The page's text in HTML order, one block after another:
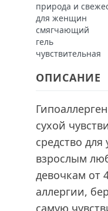
природа и
для женщин
смягчающий
гель
чувствительная
ОПИСАНИЕ
сухой
средство
взрослым
девочкам от
аллергии,
самую